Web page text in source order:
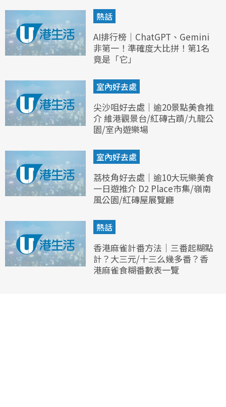
熱話
AI排行榜｜ChatGPT、Gemini
非第一！準確度大比拼！第1名
竟是「它」
室內好去處
尖沙咀好去處｜逾20景點美食推
介 維港觀景台/紅磚古蹟/九龍公
園/室內遊樂場
室內好去處
荔枝角好去處｜逾10大玩樂美食
一日遊推介 D2 Place市集/嶺南
風公園/紅磚屋展覽廳
熱話
香港麻雀計番方法｜三番起糊點
計？大三元/十三么幾多番？香
港麻雀食糊番數表一覽